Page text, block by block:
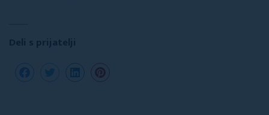
Deli s prijatelji